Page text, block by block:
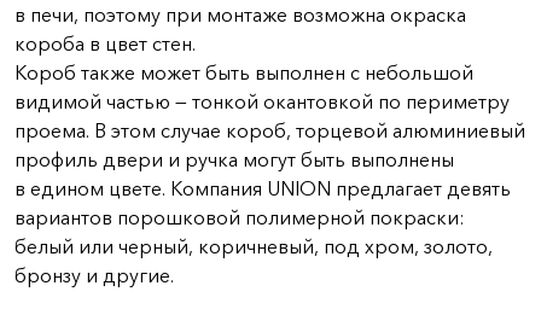
в печи, поэтому при монтаже возможна окраска
короба в цвет стен.
Короб также может быть выполнен с небольшой
видимой частью — тонкой окантовкой по периметру
проема. В этом случае короб, торцевой алюминиевый
профиль двери и ручка могут быть выполнены
в едином цвете. Компания UNION предлагает девять
вариантов порошковой полимерной покраски:
белый или черный, коричневый, под хром, золото,
бронзу и другие.